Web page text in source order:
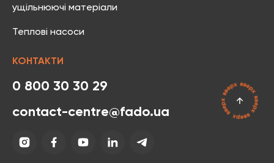
ущільнюючі матеріали
Теплові насоси
КОНТАКТИ
0 800 30 30 29
contact-centre@fado.ua